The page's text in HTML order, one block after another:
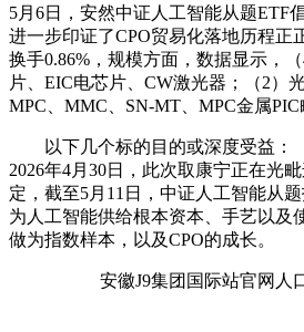
5月6日，安然中证人工智能从题ETF
进一步印证了CPO贸易化落地历程正
换手0.86%，规模方面，数据显示，
片、EIC电芯片、CW激光器；（2）
MPC、MMC、SN-MT、MPC金属PIC
以下几个标的目的或深度受益：
2026年4月30日，此次取康宁正在光
定，截至5月11日，中证人工智能从
为人工智能供给根本资本、手艺以及
做为指数样本，以及CPO的成长。
安徽J9集团国际站官网人